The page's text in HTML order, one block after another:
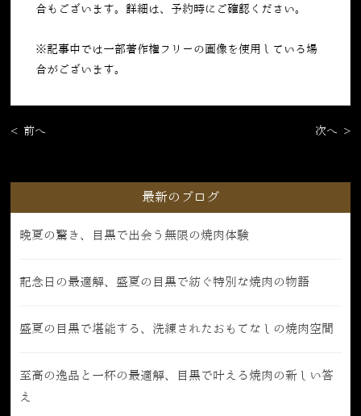
合もございます。詳細は、予約時にご確認ください。
※記事中では一部著作権フリーの画像を使用している場
合がございます。
< 前へ 次へ >
最新のブログ
晩夏の驚き、目黒で出会う無限の焼肉体験
記念日の最適解、盛夏の目黒で紡ぐ特別な焼肉の物語
盛夏の目黒で堪能する、洗練されたおもてなしの焼肉空間
至高の逸品と一杯の最適解、目黒で叶える焼肉の新しい答
え